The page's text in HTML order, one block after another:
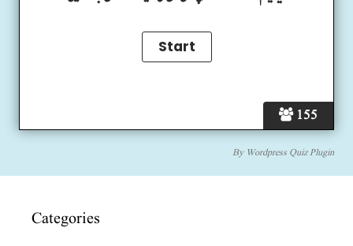
155
By Wordpress Quiz Plugin
Categories